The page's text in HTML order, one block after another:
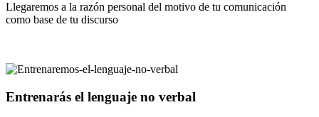
Llegaremos a la razón personal del motivo de tu comunicación
como base de tu discurso
Entrenarás el lenguaje no verbal